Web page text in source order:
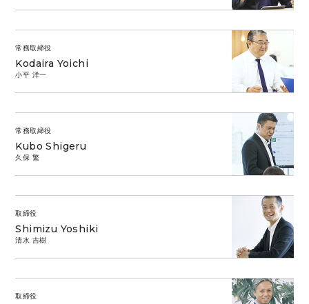
常務取締役
Kodaira Yoichi
小平 洋一
常務取締役
Kubo Shigeru
久保 繁
取締役
Shimizu Yoshiki
清水 吉樹
取締役